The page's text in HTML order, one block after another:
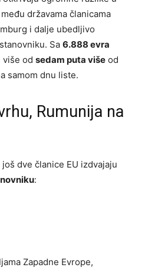
državama članicama
i dalje ubedljivo
Sa 6.888 evra
više od sedam puta više od
samom dnu liste.
Rumunija na
dve članice EU izdvajaju
:
Zapadne Evrope,